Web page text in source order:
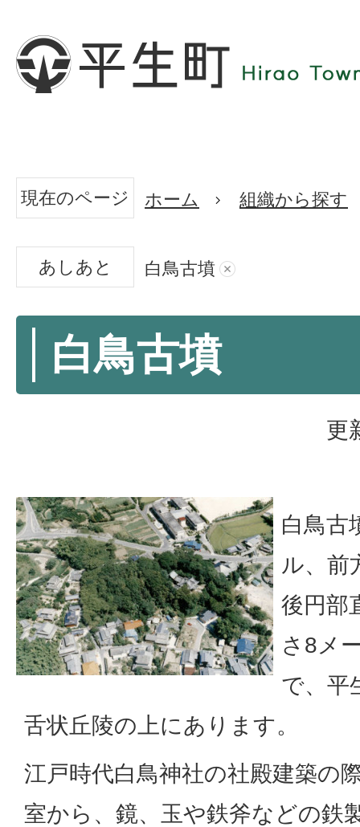
現在のページ ホーム 組織から探す
あしあと 白鳥古墳
白鳥古墳
更
白鳥古
ル、前
後円部
さ8メ
で、平
舌状丘陵の上にあります。
江戸時代白鳥神社の社殿建築の
室から、鏡、玉や鉄斧などの鉄